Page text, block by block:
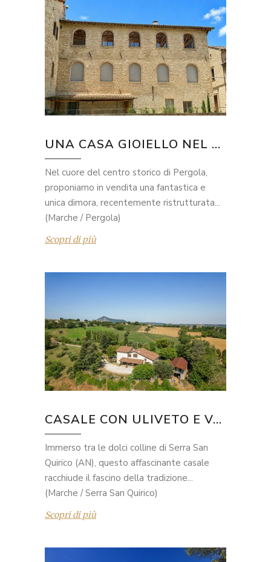
UNA CASA GIOIELLO NEL ...
Nel cuore del centro storico di Pergola,
proponiamo in vendita una fantastica e
unica dimora, recentemente ristrutturata...
(Marche / Pergola)
Scopri di più
CASALE CON ULIVETO E V...
Immerso tra le dolci colline di Serra San
Quirico (AN), questo affascinante casale
racchiude il fascino della tradizione...
(Marche / Serra San Quirico)
Scopri di più